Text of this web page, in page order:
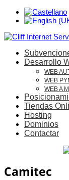
Desarrollo
WEB
WEB
WEB A
Tiendas
Hosting
Dominios
Contactar
Camitec